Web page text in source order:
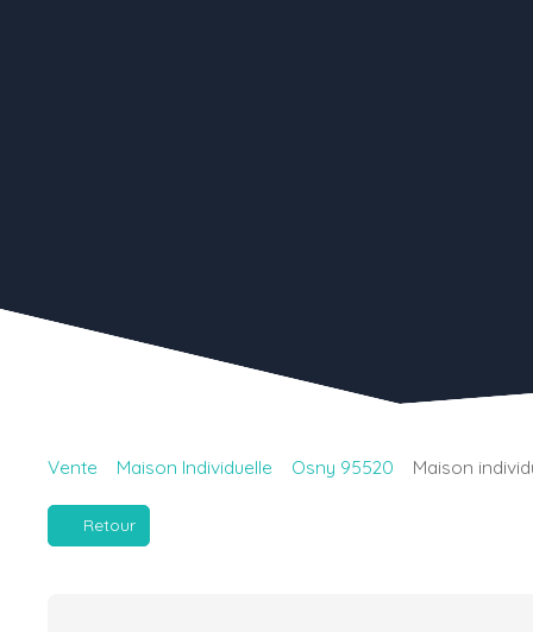
Vente Maison Individuelle Osny 95520 Maison
Retour